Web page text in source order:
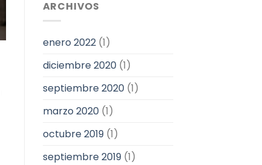
ARCHIVOS
enero 2022(1)
diciembre 2020(1)
septiembre 2020(1)
marzo 2020(1)
octubre 2019(1)
septiembre 2019(1)